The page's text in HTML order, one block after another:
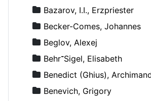
Bazarov, I.I., Erzpriester
Becker-Comes, Johannes
Beglov, Alexej
Behr־Sigel, Elisabeth
Benedict (Ghius),
Benevich, Grigory